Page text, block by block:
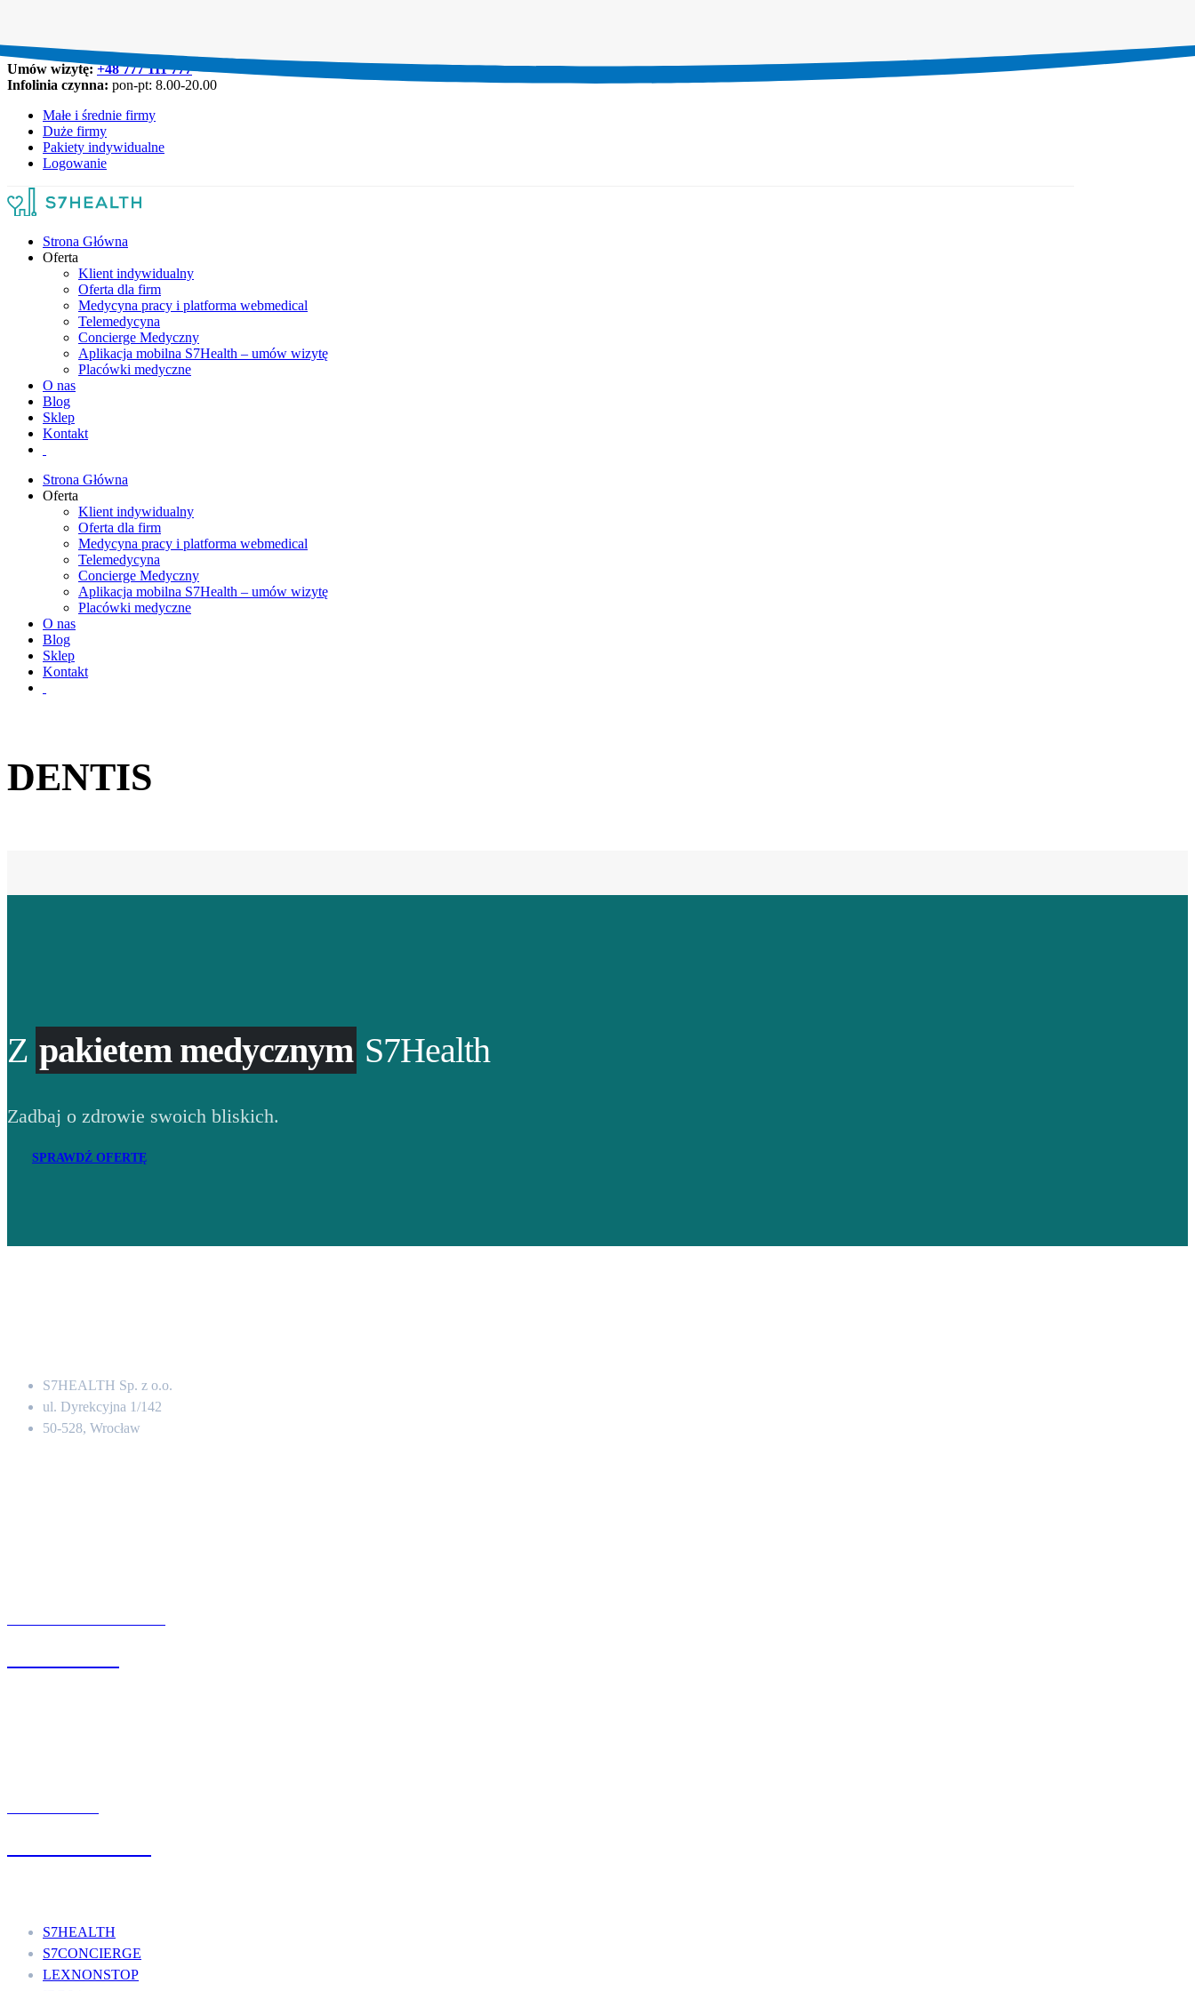
Umów wizytę:+48 777 111 777
Infolinia czynna: pon-pt: 8.00-20.00
Małe i średnie firmy
Duże firmy
Pakiety indywidualne
Logowanie
Strona Główna
Oferta
Klient indywidualny
Oferta dla firm
Medycyna pracy i platforma webmedical
Telemedycyna
Concierge Medyczny
Aplikacja mobilna S7Health – umów wizytę
Placówki medyczne
O nas
Blog
Sklep
Kontakt
Strona Główna
Oferta
Klient indywidualny
Oferta dla firm
Medycyna pracy i platforma webmedical
Telemedycyna
Concierge Medyczny
Aplikacja mobilna S7Health – umów wizytę
Placówki medyczne
O nas
Blog
Sklep
Kontakt
DENTIS
Z pakietem medycznym S7Health
Zadbaj o zdrowie swoich bliskich.
SPRAWDŹ OFERTĘ
S7HEALTH Sp. z o.o.
ul. Dyrekcyjna 1/142
50-528, Wrocław
S7HEALTH
S7CONCIERGE
LEXNONSTOP